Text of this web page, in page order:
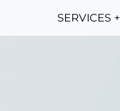
SERVICES +